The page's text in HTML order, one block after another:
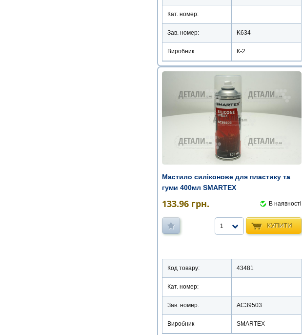
Кат. номер:
Зав. номер: K634
Виробник К-2
Мастило силіконове для пластику та
гуми 400мл SMARTEX
133.96 грн. В наявності
КУПИТИ
1
Код товару: 43481
Кат. номер:
Зав. номер: AC39503
Виробник SMARTEX